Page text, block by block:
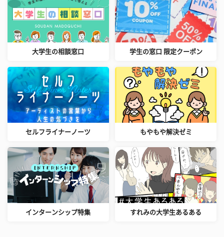
大学生の相談窓口 学生の窓口 限定クーポン
セルフライナーノーツ もやもや解決ゼミ
インターンシップ特集 すれみの大学生あるある